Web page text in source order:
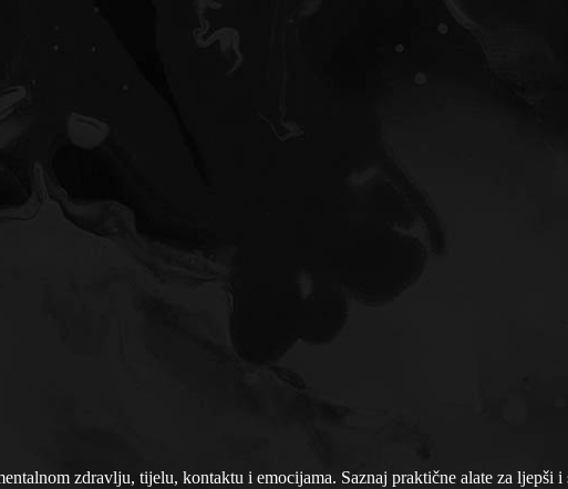
zdravlju, tijelu, kontaktu i emocijama. Saznaj praktične alate za ljepši